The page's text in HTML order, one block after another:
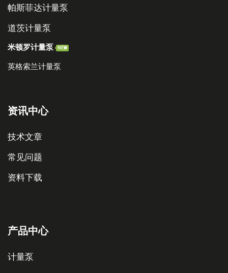
帕斯菲达计量泵
道茨计量泵
米顿罗计量泵 NEW
英格索兰计量泵
资讯中心
技术文章
常见问题
资料下载
产品中心
计量泵